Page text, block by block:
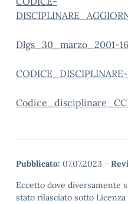
Dlgs_30_marzo_2001-
Pubblicato: 07.07.2023 -
Eccetto dove diversamente
stato rilasciato sotto